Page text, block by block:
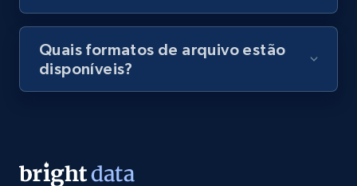
count, and more.
Quais formatos de arquivo estão
disponíveis?